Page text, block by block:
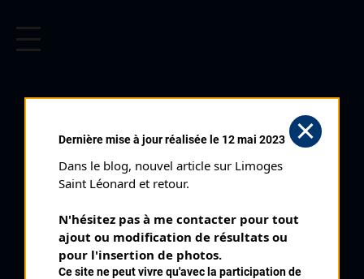
PALMARÈS
1972 ,
8 Route de France
Dernière mise à jour réalisée le 12 mai 2023
Dans le blog, nouvel article sur Limoges
Saint Léonard et retour.
N'hésitez pas à me contacter pour tout
ajout ou modification de résultats ou
pour l'insertion de photos.
Ce site ne peut vivre qu'avec la participation de